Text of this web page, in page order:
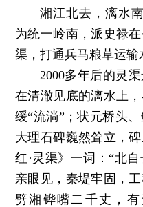
湘江北去，漓水
为统一岭南，派史禄
渠，打通兵马粮草运输
2000多年后的灵
在清澈见底的漓水上
缓“流淌”；状元桥头
大理石碑巍然耸立，
红·灵渠》一词：“北
亲眼见，秦堤牢固，
劈湘铧嘴二千丈，